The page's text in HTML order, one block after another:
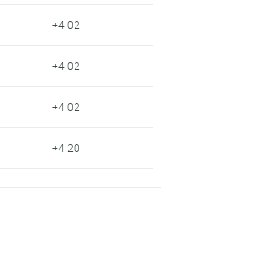
+4:02
+4:02
+4:02
+4:20